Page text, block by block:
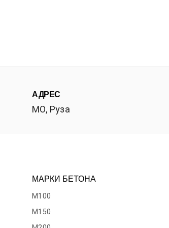
АДРЕС
МО, Руза
МАРКИ БЕТОНА
М100
М150